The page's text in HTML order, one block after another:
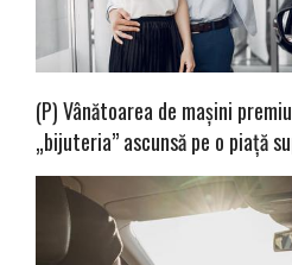
(P) Vânătoarea de mașini
„bijuteria” ascunsă pe o piață